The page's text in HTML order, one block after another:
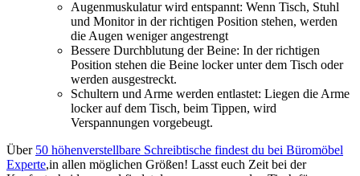
Augenmuskulatur wird entspannt: Wenn Tisch, Stuhl
und Monitor in der richtigen Position stehen, werden
die Augen weniger angestrengt
Bessere Durchblutung der Beine: In der richtigen
Position stehen die Beine locker unter dem Tisch oder
werden ausgestreckt.
Schultern und Arme werden entlastet: Liegen die Arme
locker auf dem Tisch, beim Tippen, wird
Verspannungen vorgebeugt.
Über 50 höhenverstellbare Schreibtische findest du bei Büromöbel
Experte,in allen möglichen Größen! Lasst euch Zeit bei der